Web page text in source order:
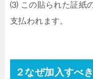
⑶ この貼られた証紙
支払われます。
２なぜ加入すべ